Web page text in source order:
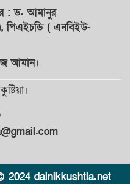
: ড. আমানুর
( এনবিইউ-
আমান।
,
dainikkushtia.net